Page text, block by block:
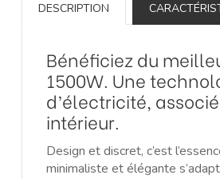
DESCRIPTION
Bénéficiez du
1500W. Une
d’électricité,
intérieur.
Design et discret, c’est
minimaliste et élégante